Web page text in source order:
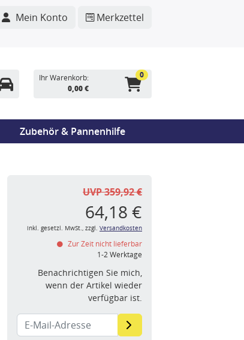
Mein Konto Merkzettel
Ihr Warenkorb:
0,00 €
0
Zubehör & Pannenhilfe
UVP 359,92 €
64,18 €
inkl. gesetzl. MwSt., zzgl. Versandkosten
Zur Zeit nicht lieferbar
1-2 Werktage
Benachrichtigen Sie mich,
wenn der Artikel wieder
verfügbar ist.